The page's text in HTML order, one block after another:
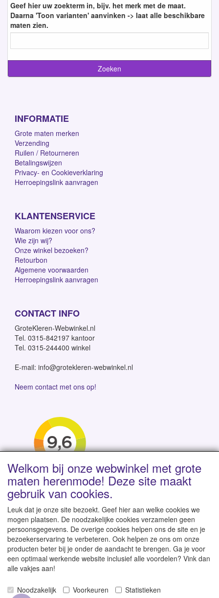
Geef hier uw zoekterm in, bijv. het merk met de maat.
Daarna 'Toon varianten' aanvinken -> laat alle beschikbare
maten zien.
INFORMATIE
Grote maten merken
Verzending
Ruilen / Retourneren
Betalingswijzen
Privacy- en Cookieverklaring
Herroepingslink aanvragen
KLANTENSERVICE
Waarom kiezen voor ons?
Wie zijn wij?
Onze winkel bezoeken?
Retourbon
Algemene voorwaarden
Herroepingslink aanvragen
CONTACT INFO
GroteKleren-Webwinkel.nl
Tel. 0315-842197 kantoor
Tel. 0315-244400 winkel
E-mail: info@grotekleren-webwinkel.nl
Neem contact met ons op!
Levertijd 1-2 werkdagen | Vanaf € 95 gratis verzending
binnen NL | Direct leverbaar uit eigen voorraad
Welkom bij onze webwinkel met grote
maten herenmode! Deze site maakt
gebruik van cookies.
Leuk dat je onze site bezoekt. Geef hier aan welke cookies we
mogen plaatsen. De noodzakelijke cookies verzamelen geen
persoonsgegevens. De overige cookies helpen ons de site en je
bezoekerservaring te verbeteren. Ook helpen ze ons om onze
producten beter bij je onder de aandacht te brengen. Ga je voor
een optimaal werkende website inclusief alle voordelen? Vink dan
alle vakjes aan!
Noodzakelijk Voorkeuren Statistieken